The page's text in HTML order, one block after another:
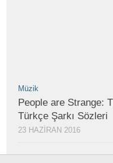
Müzik
People are Strange:
Türkçe Şarkı Sözleri
23 HAZIRAN 2016